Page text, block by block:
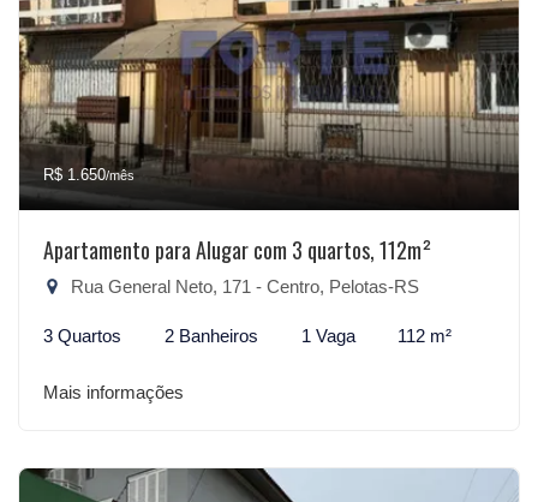
R$ 1.650/mês
Apartamento para Alugar com 3 quartos, 112m²
Rua General Neto, 171 - Centro, Pelotas-RS
3 Quartos 2 Banheiros 1 Vaga 112 m²
Mais informações